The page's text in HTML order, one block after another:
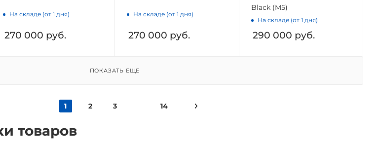
На складе (от 1 дня)
270 000 руб.
На складе (от 1 дня)
270 000 руб.
Black (M5)
На складе (от 1 дня)
290 000 руб.
ПОКАЗАТЬ ЕЩЕ
1 2 3 14
товаров